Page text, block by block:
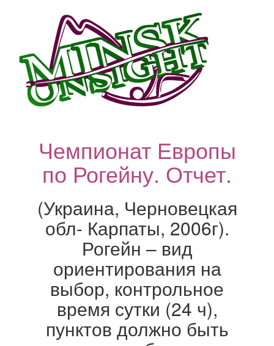
Чемпионат Европы
по Рогейну. Отчет.
(Украина, Черновецкая
обл- Карпаты, 2006г).
Рогейн – вид
ориентирования на
выбор, контрольное
время сутки (24 ч),
пунктов должно быть